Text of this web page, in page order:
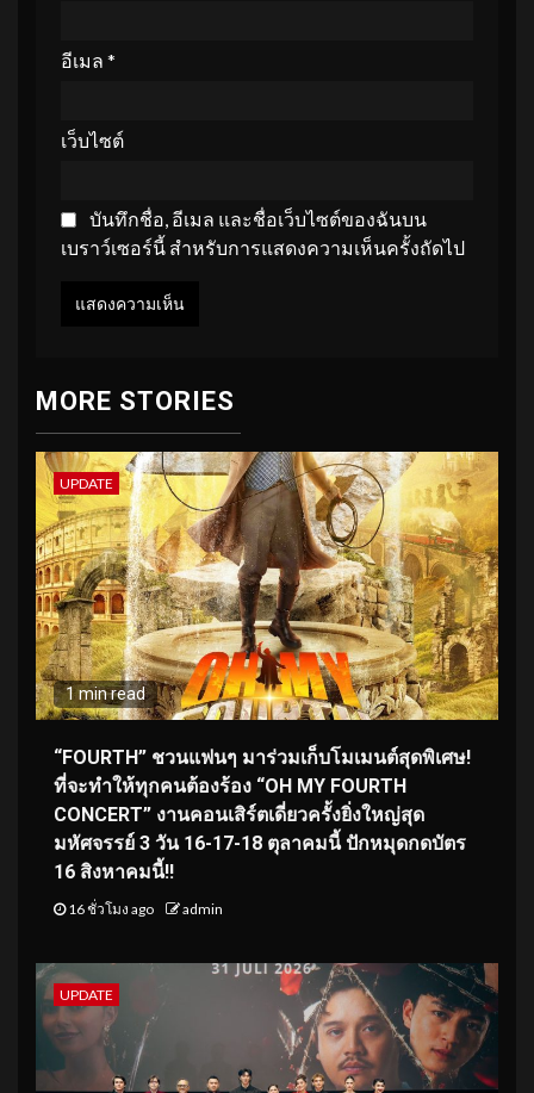
อีเมล *
เว็บไซต์
บันทึกชื่อ, อีเมล และชื่อเว็บไซต์ของฉันบน
เบราว์เซอร์นี้ สำหรับการแสดงความเห็นครั้งถัดไป
MORE STORIES
UPDATE
1 min read
“FOURTH” ชวนแฟนๆ มาร่วมเก็บโมเมนต์สุดพิเศษ!
ที่จะทำให้ทุกคนต้องร้อง “OH MY FOURTH
CONCERT” งานคอนเสิร์ตเดี่ยวครั้งยิ่งใหญ่สุด
มหัศจรรย์ 3 วัน 16-17-18 ตุลาคมนี้ ปักหมุดกดบัตร
16 สิงหาคมนี้!!
16 ชั่วโมง ago admin
UPDATE